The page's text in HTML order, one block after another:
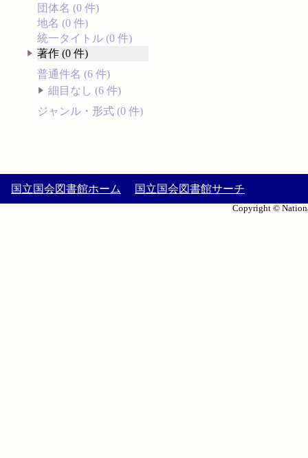
団体名 (0 件)
地名 (0 件)
統一タイトル (0 件)
著作 (0 件)
普通件名 (6 件)
細目なし (6 件)
ジャンル・形式 (0 件)
国立国会図書館ホーム 国立国会図書館サーチ
Copyright ©